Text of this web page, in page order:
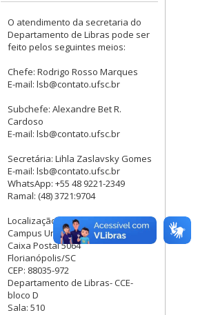
O atendimento da secretaria do
Departamento de Libras pode ser
feito pelos seguintes meios:
Chefe: Rodrigo Rosso Marques
E-mail: lsb@contato.ufsc.br
Subchefe: Alexandre Bet R.
Cardoso
E-mail: lsb@contato.ufsc.br
Secretária: Lihla Zaslavsky Gomes
E-mail: lsb@contato.ufsc.br
WhatsApp: +55 48 9221-2349
Ramal: (48) 3721:9704
Localização:
Campus Universitário Trindade
Caixa Postal 5064
Florianópolis/SC
CEP: 88035-972
Departamento de Libras- CCE-
bloco D
Sala: 510